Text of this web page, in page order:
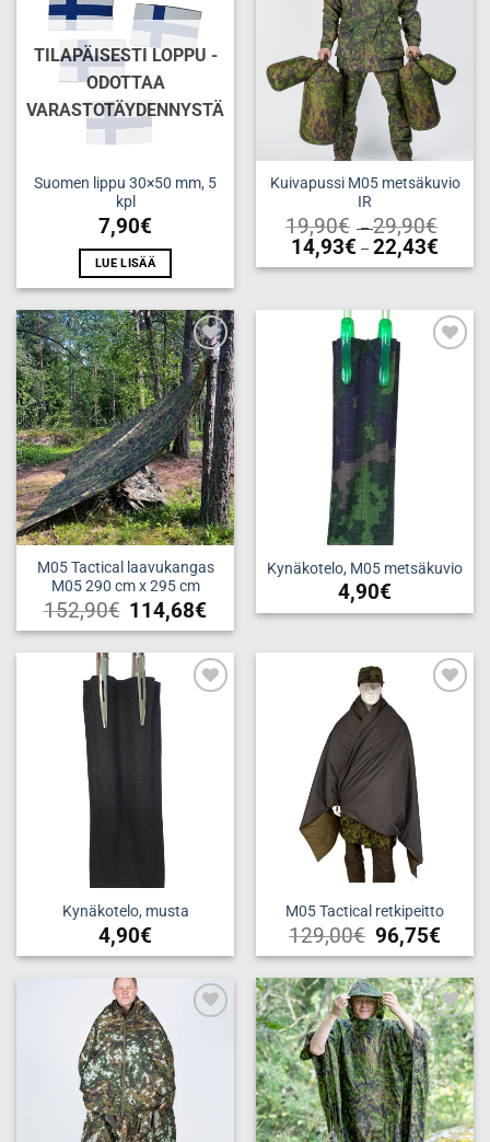
TILAPÄISESTI LOPPU -
ODOTTAA
VARASTOTÄYDENNYSTÄ
Suomen lippu 30×50 mm, 5
kpl
7,90€
LUE LISÄÄ
Kuivapussi M05 metsäkuvio
IR
19,90€ –29,90€
14,93€ – 22,43€
14,93€
Tällä
on
useampi
muunnelma.
Voit
tehdä
valinnat
tuotteen
sivulla.
Add to
wishlist
M05 Tactical laavukangas
M05 290 cm x 295 cm
152,90€ 114,68€
Kynäkotelo, M05 metsäkuvio
4,90€
Kynäkotelo, musta
4,90€
M05 Tactical retkipeitto
129,00€ 96,75€
Add to
wishlist